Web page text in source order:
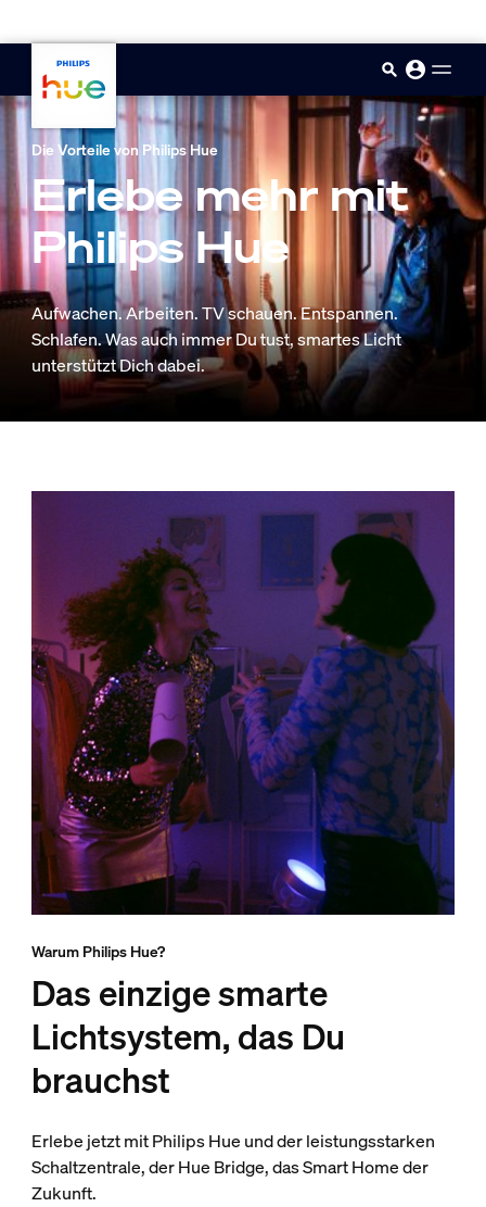
Die Vorteile von Philips Hue
Erlebe mehr mit
Philips Hue
Aufwachen. Arbeiten. TV schauen. Entspannen.
Schlafen. Was auch immer Du tust, smartes Licht
unterstützt Dich dabei.
Warum Philips Hue?
Das einzige smarte
Lichtsystem, das Du
brauchst
Erlebe jetzt mit Philips Hue und der leistungsstarken
Schaltzentrale, der Hue Bridge, das Smart Home der
Zukunft.